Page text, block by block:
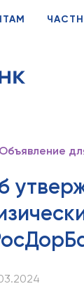
Объявление